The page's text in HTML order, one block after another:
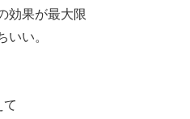
効果が最大限
いい。
て